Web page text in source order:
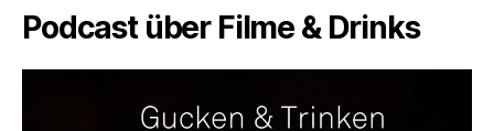
Podcast über Filme & Drinks